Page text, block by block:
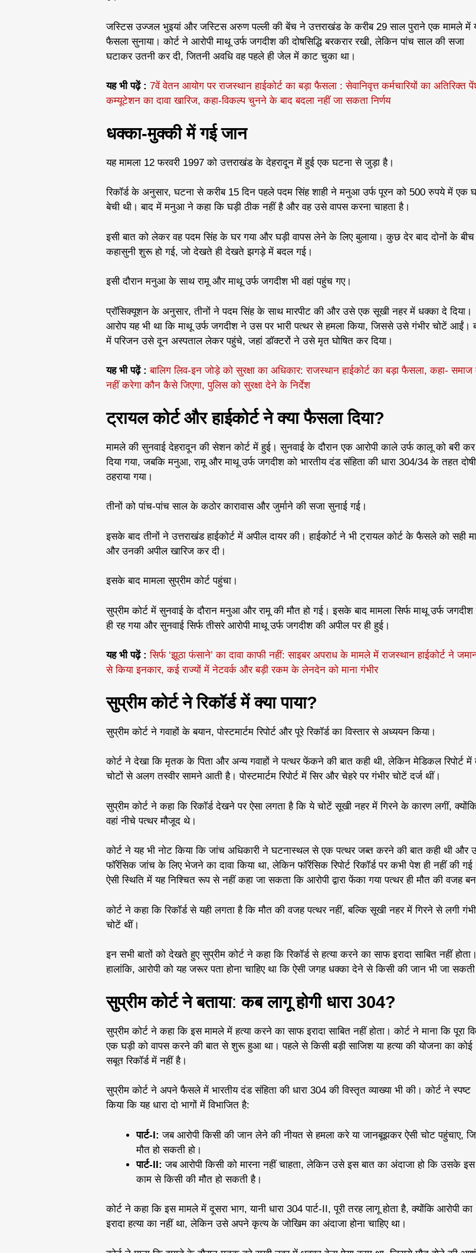
जस्टिस उज्जल भुइयां और जस्टिस अरुण पल्ली की बेंच ने उत्तराखंड के करीब 29 साल पुराने एक मामले में
फैसला सुनाया। कोर्ट ने आरोपी माथू उर्फ जगदीश की दोषसिद्धि बरकरार रखी, लेकिन पांच साल की सजा
घटाकर उतनी कर दी, जितनी अवधि वह पहले ही जेल में काट चुका था।
यह भी पढ़ें : 7वें वेतन आयोग पर राजस्थान हाईकोर्ट का बड़ा फैसला : सेवानिवृत्त कर्मचारियों का अतिरिक्त
कम्यूटेशन का दावा खारिज, कहा-विकल्प चुनने के बाद बदला नहीं जा सकता निर्णय
धक्का-मुक्की में गई जान
यह मामला 12 फरवरी 1997 को उत्तराखंड के देहरादून में हुई एक घटना से जुड़ा है।
रिकॉर्ड के अनुसार, घटना से करीब 15 दिन पहले पदम सिंह शाही ने मनुआ उर्फ पूरन को 500 रुपये में एक
बेची थी। बाद में मनुआ ने कहा कि घड़ी ठीक नहीं है और वह उसे वापस करना चाहता है।
इसी बात को लेकर वह पदम सिंह के घर गया और घड़ी वापस लेने के लिए बुलाया। कुछ देर बाद दोनों के बीच
कहासुनी शुरू हो गई, जो देखते ही देखते झगड़े में बदल गई।
इसी दौरान मनुआ के साथ रामू और माथू उर्फ जगदीश भी वहां पहुंच गए।
प्रॉसिक्यूशन के अनुसार, तीनों ने पदम सिंह के साथ मारपीट की और उसे एक सूखी नहर में धक्का दे दिया।
आरोप यह भी था कि माथू उर्फ जगदीश ने उस पर भारी पत्थर से हमला किया, जिससे उसे गंभीर चोटें आईं।
में परिजन उसे दून अस्पताल लेकर पहुंचे, जहां डॉक्टरों ने उसे मृत घोषित कर दिया।
यह भी पढ़ें : बालिग लिव-इन जोड़े को सुरक्षा का अधिकार: राजस्थान हाईकोर्ट का बड़ा फैसला, कहा-
नहीं करेगा कौन कैसे जिएगा, पुलिस को सुरक्षा देने के निर्देश
ट्रायल कोर्ट और हाईकोर्ट ने क्या फैसला दिया?
मामले की सुनवाई देहरादून की सेशन कोर्ट में हुई। सुनवाई के दौरान एक आरोपी काले उर्फ कालू को बरी कर
दिया गया, जबकि मनुआ, रामू और माथू उर्फ जगदीश को भारतीय दंड संहिता की धारा 304/34 के तहत दोषी
ठहराया गया।
तीनों को पांच-पांच साल के कठोर कारावास और जुर्माने की सजा सुनाई गई।
इसके बाद तीनों ने उत्तराखंड हाईकोर्ट में अपील दायर की। हाईकोर्ट ने भी ट्रायल कोर्ट के फैसले को सही
और उनकी अपील खारिज कर दी।
इसके बाद मामला सुप्रीम कोर्ट पहुंचा।
सुप्रीम कोर्ट में सुनवाई के दौरान मनुआ और रामू की मौत हो गई। इसके बाद मामला सिर्फ माथू उर्फ
ही रह गया और सुनवाई सिर्फ तीसरे आरोपी माथू उर्फ जगदीश की अपील पर ही हुई।
यह भी पढ़ें : सिर्फ ‘झूठा फंसाने’ का दावा काफी नहीं: साइबर अपराध के मामले में राजस्थान हाईकोर्ट ने
से किया इनकार, कई राज्यों में नेटवर्क और बड़ी रकम के लेनदेन को माना गंभीर
सुप्रीम कोर्ट ने रिकॉर्ड में क्या पाया?
सुप्रीम कोर्ट ने गवाहों के बयान, पोस्टमार्टम रिपोर्ट और पूरे रिकॉर्ड का विस्तार से अध्ययन किया।
कोर्ट ने देखा कि मृतक के पिता और अन्य गवाहों ने पत्थर फेंकने की बात कही थी, लेकिन मेडिकल रिपोर्ट में
चोटों से अलग तस्वीर सामने आती है। पोस्टमार्टम रिपोर्ट में सिर और चेहरे पर गंभीर चोटें दर्ज थीं।
सुप्रीम कोर्ट ने कहा कि रिकॉर्ड देखने पर ऐसा लगता है कि ये चोटें सूखी नहर में गिरने के कारण लगीं,
वहां नीचे पत्थर मौजूद थे।
कोर्ट ने यह भी नोट किया कि जांच अधिकारी ने घटनास्थल से एक पत्थर जब्त करने की बात कही थी और
फॉरेंसिक जांच के लिए भेजने का दावा किया था, लेकिन फॉरेंसिक रिपोर्ट रिकॉर्ड पर कभी पेश ही नहीं की
ऐसी स्थिति में यह निश्चित रूप से नहीं कहा जा सकता कि आरोपी द्वारा फेंका गया पत्थर ही मौत की वजह
कोर्ट ने कहा कि रिकॉर्ड से यही लगता है कि मौत की वजह पत्थर नहीं, बल्कि सूखी नहर में गिरने से लगी
चोटें थीं।
इन सभी बातों को देखते हुए सुप्रीम कोर्ट ने कहा कि रिकॉर्ड से हत्या करने का साफ इरादा साबित नहीं होता।
हालांकि, आरोपी को यह जरूर पता होना चाहिए था कि ऐसी जगह धक्का देने से किसी की जान भी जा
सुप्रीम कोर्ट ने बताया:कब लागू होगी धारा 304?
सुप्रीम कोर्ट ने कहा कि इस मामले में हत्या करने का साफ इरादा साबित नहीं होता। कोर्ट ने माना कि पूरा
एक घड़ी को वापस करने की बात से शुरू हुआ था। पहले से किसी बड़ी साजिश या हत्या की योजना का कोई
सबूत रिकॉर्ड में नहीं है।
सुप्रीम कोर्ट ने अपने फैसले में भारतीय दंड संहिता की धारा 304 की विस्तृत व्याख्या भी की। कोर्ट ने स्पष्ट
किया कि यह धारा दो भागों में विभाजित है:
पार्ट-I: जब आरोपी किसी की जान लेने की नीयत से हमला करे या जानबूझकर ऐसी चोट पहुंचाए,
मौत हो सकती हो।
पार्ट-II: जब आरोपी किसी को मारना नहीं चाहता, लेकिन उसे इस बात का अंदाजा हो कि उसके इस
काम से किसी की मौत हो सकती है।
कोर्ट ने कहा कि इस मामले में दूसरा भाग, यानी धारा 304 पार्ट-II, पूरी तरह लागू होता है, क्योंकि आरोपी का
इरादा हत्या का नहीं था, लेकिन उसे अपने कृत्य के जोखिम का अंदाजा होना चाहिए था।